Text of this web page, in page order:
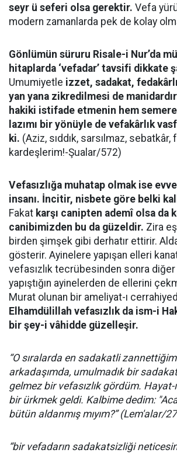
seyr ü seferi olsa gerektir. Vefa
modern zamanlarda pek de kolay
Gönlümün süruru Risale-i Nur’da
hitaplarda ‘vefadar’ tavsifi dikkate
Umumiyetle izzet, sadakat,
yan yana zikredilmesi de
hakiki istifade etmenin hem
lazımı bir yönüyle de vefakârlık
ki. (Aziz, sıddık, sarsılmaz,
kardeşlerim!-Şualar/572)
Vefasızlığa muhatap olmak ise
insanı. İncitir, nisbete göre belki
Fakat karşı canipten ademî olsa da
canibimizden bu da güzeldir. Zira
birden şimşek gibi derhatır ettirir.
gösterir. Ayinelere yapışan elleri
vefasızlık tecrübesinden sonra diğer
yapıştığın ayinelerden de ellerini
Murat olunan bir ameliyat-ı
Elhamdülillah vefasızlık da ism-i
bir şey-i vâhidde güzelleşir.
“O sıralarda en sadakatli
arkadaşımda, umulmadık bir
gelmez bir vefasızlık gördüm. Hayat-
bir ürkmek geldi. Kalbime dedim:
bütün aldanmış mıyım?” (Lem'alar/
“bir vefadarın sadakatsizliği